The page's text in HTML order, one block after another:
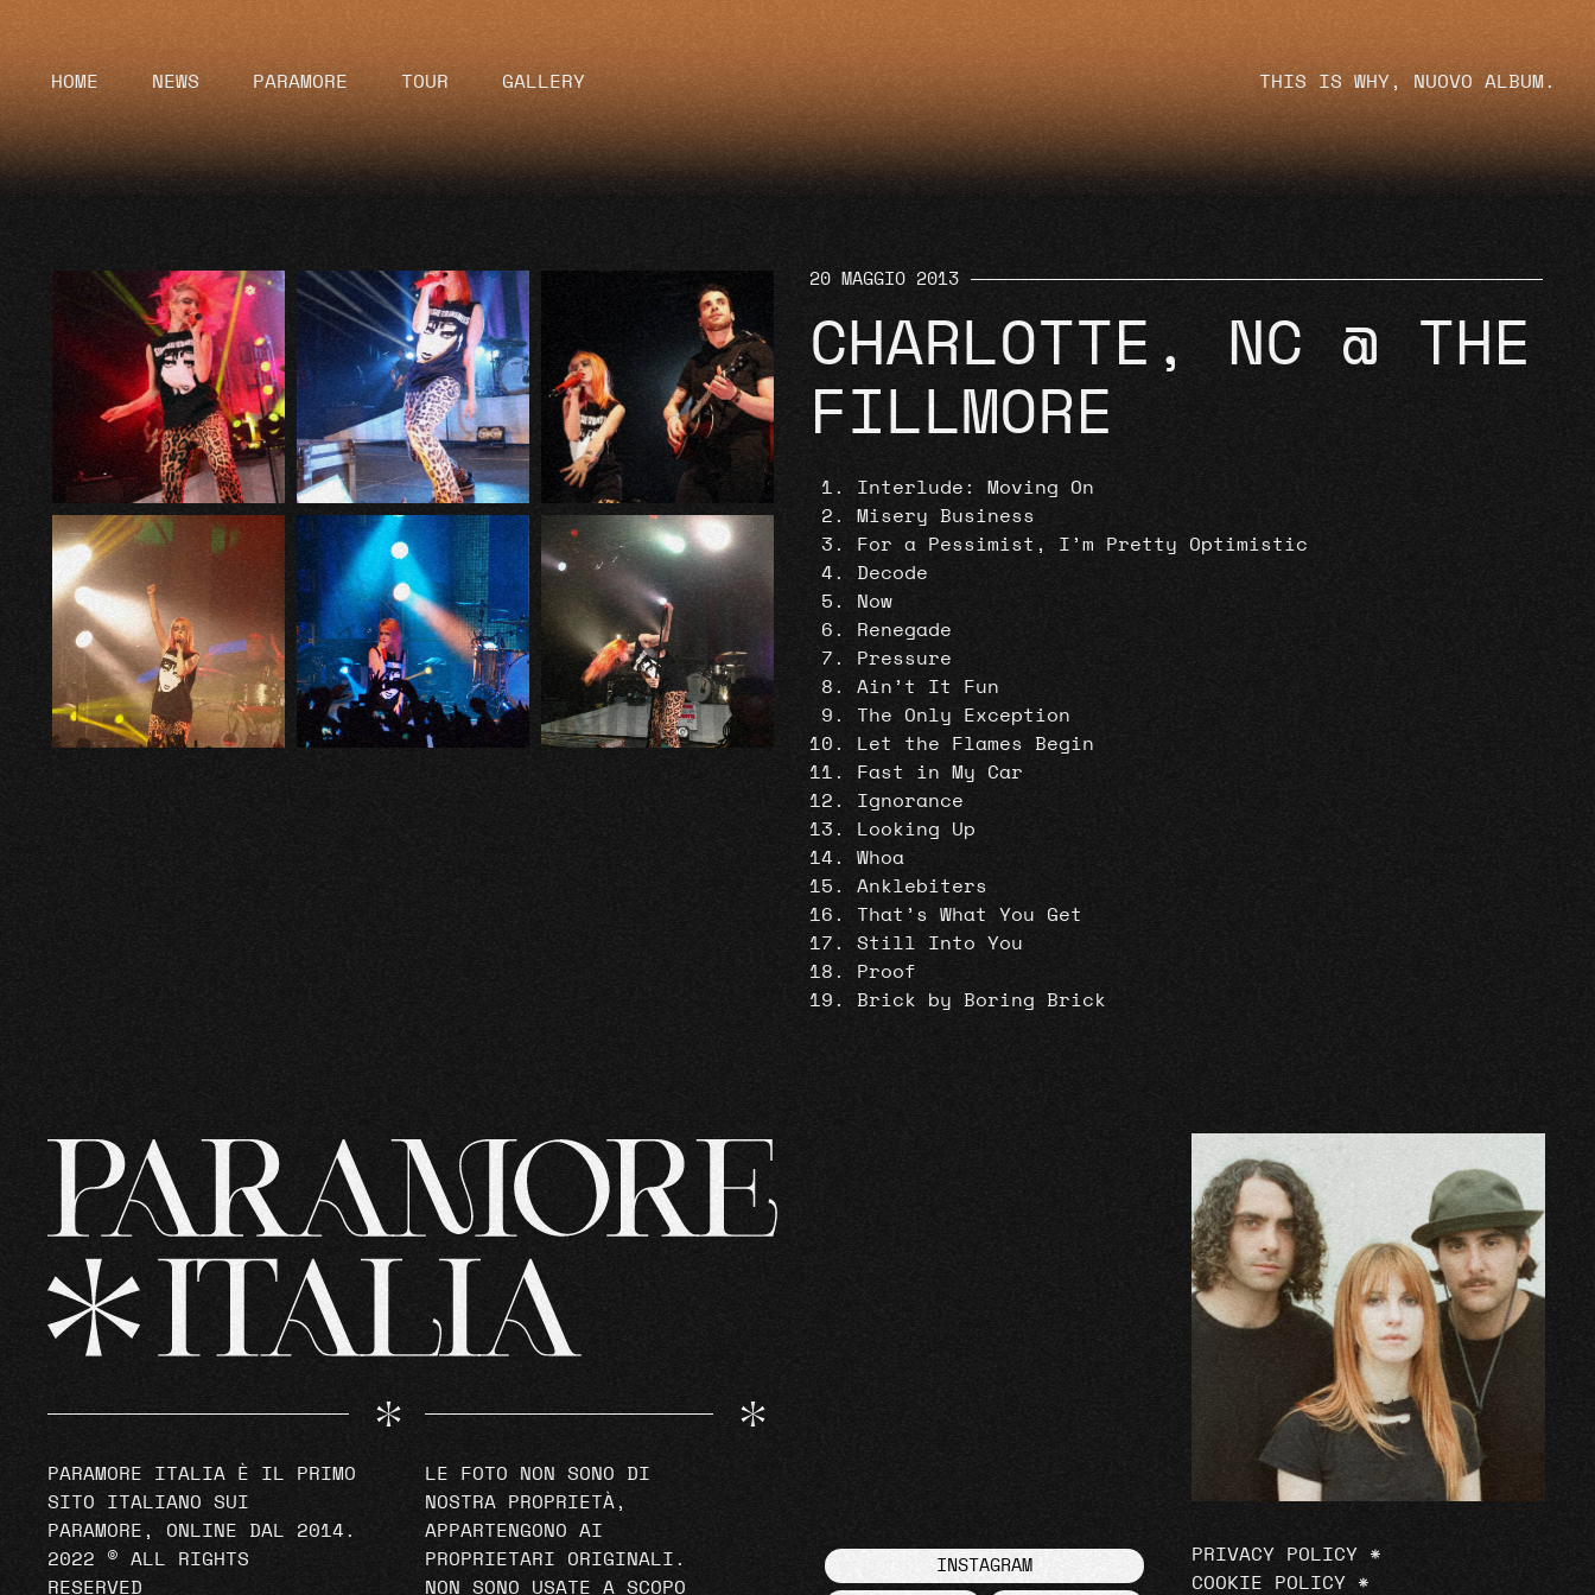
HOME NEWS PARAMORE TOUR GALLERY THIS IS WHY, NUOVO ALBUM.
20 MAGGIO 2013
CHARLOTTE, NC @ THE
FILLMORE
Interlude: Moving On
Misery Business
For a Pessimist, I’m Pretty Optimistic
Decode
Now
Renegade
Pressure
Ain’t It Fun
The Only Exception
Let the Flames Begin
Fast in My Car
Ignorance
Looking Up
Whoa
Anklebiters
That’s What You Get
Still Into You
Proof
Brick by Boring Brick
PARAMORE ITALIA È IL PRIMO
SITO ITALIANO SUI
PARAMORE, ONLINE DAL 2014.
2022 © ALL RIGHTS
RESERVED
LE FOTO NON SONO DI
NOSTRA PROPRIETÀ,
APPARTENGONO AI
PROPRIETARI ORIGINALI.
NON SONO USATE A SCOPO
INSTAGRAM
PRIVACY POLICY *
COOKIE POLICY *